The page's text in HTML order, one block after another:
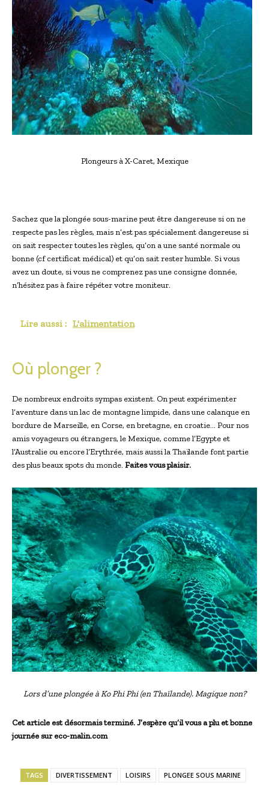
Plongeurs à X-Caret, Mexique
Sachez que la plongée sous-marine peut être dangereuse si on ne
respecte pas les règles, mais n’est pas spécialement dangereuse si
on sait respecter toutes les règles, qu’on a une santé normale ou
bonne (cf certificat médical) et qu’on sait rester humble. Si vous
avez un doute, si vous ne comprenez pas une consigne donnée,
n’hésitez pas à faire répéter votre moniteur.
Lire aussi : L'alimentation
Où plonger ?
De nombreux endroits sympas existent. On peut expérimenter
l’aventure dans un lac de montagne limpide, dans une calanque en
bordure de Marseille, en Corse, en bretagne, en croatie… Pour nos
amis voyageurs ou étrangers, le Mexique, comme l’Egypte et
l’Australie ou encore l’Erythrée, mais aussi la Thaïlande font partie
des plus beaux spots du monde. Faites vous plaisir.
Lors d’une plongée à Ko Phi Phi (en Thaïlande). Magique non?
Cet article est désormais terminé. J’espère qu’il vous a plu et bonne
journée sur eco-malin.com
TAGS DIVERTISSEMENT LOISIRS PLONGEE SOUS MARINE